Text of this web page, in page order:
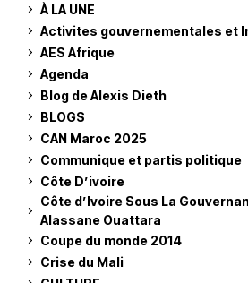
À LA UNE
Activites gouvernementales et
AES Afrique
Agenda
Blog de Alexis Dieth
BLOGS
CAN Maroc 2025
Communique et partis politique
Côte D’ivoire
Côte d’Ivoire Sous La
Alassane Ouattara
Coupe du monde 2014
Crise du Mali